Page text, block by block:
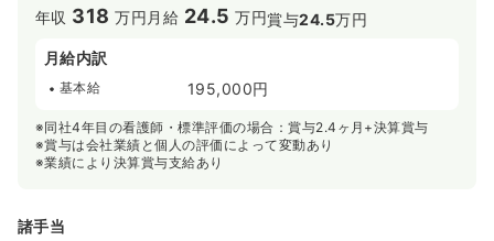
年収 318 万円 月給 24.5 万円賞与24.5万円
月給内訳
基本給 195,000円
※同社4年目の看護師・標準評価の場合：賞与2.4ヶ月+決算賞与
※賞与は会社業績と個人の評価によって変動あり
※業績により決算賞与支給あり
諸手当